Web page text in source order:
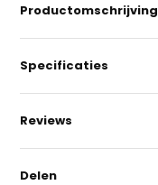
Productomschrijving
Specificaties
Reviews
Delen